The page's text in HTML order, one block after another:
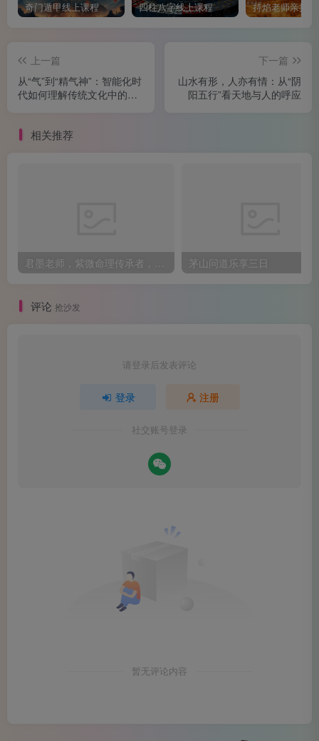
到的家族影响，并非指宿命的“血统论”，而是强调家庭环
以及历代先民的勤劳经营。这些共同构成了一个地区发展的
中反复出现“寻”这个字——寻找方向、寻找位置、寻找自己
就像开车一样，你必须先坐到驾驶室里，握住方向盘，才知
道刹车与油门的意义。我们不能被动地等待环境的“赐予”，
奇门遁甲线上课程 四柱八字线上课程
上一篇
从“气”到“精气神”：智能化时
代如何理解传统文化中的生
下一篇
山水有形，人亦有情：从“阴
阳五行”看天地与人的呼应
相关推荐
君墨老师，紫微命理传承者，玄空风水领路人 茅山问道乐享三日
评论 抢沙发
请登录后发表评论
登录 注册
社交账号登录
暂无评论内容